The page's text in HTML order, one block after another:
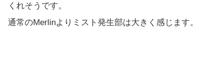
くれそうです。
通常のMerlinよりミスト発生部は大きく感じます。